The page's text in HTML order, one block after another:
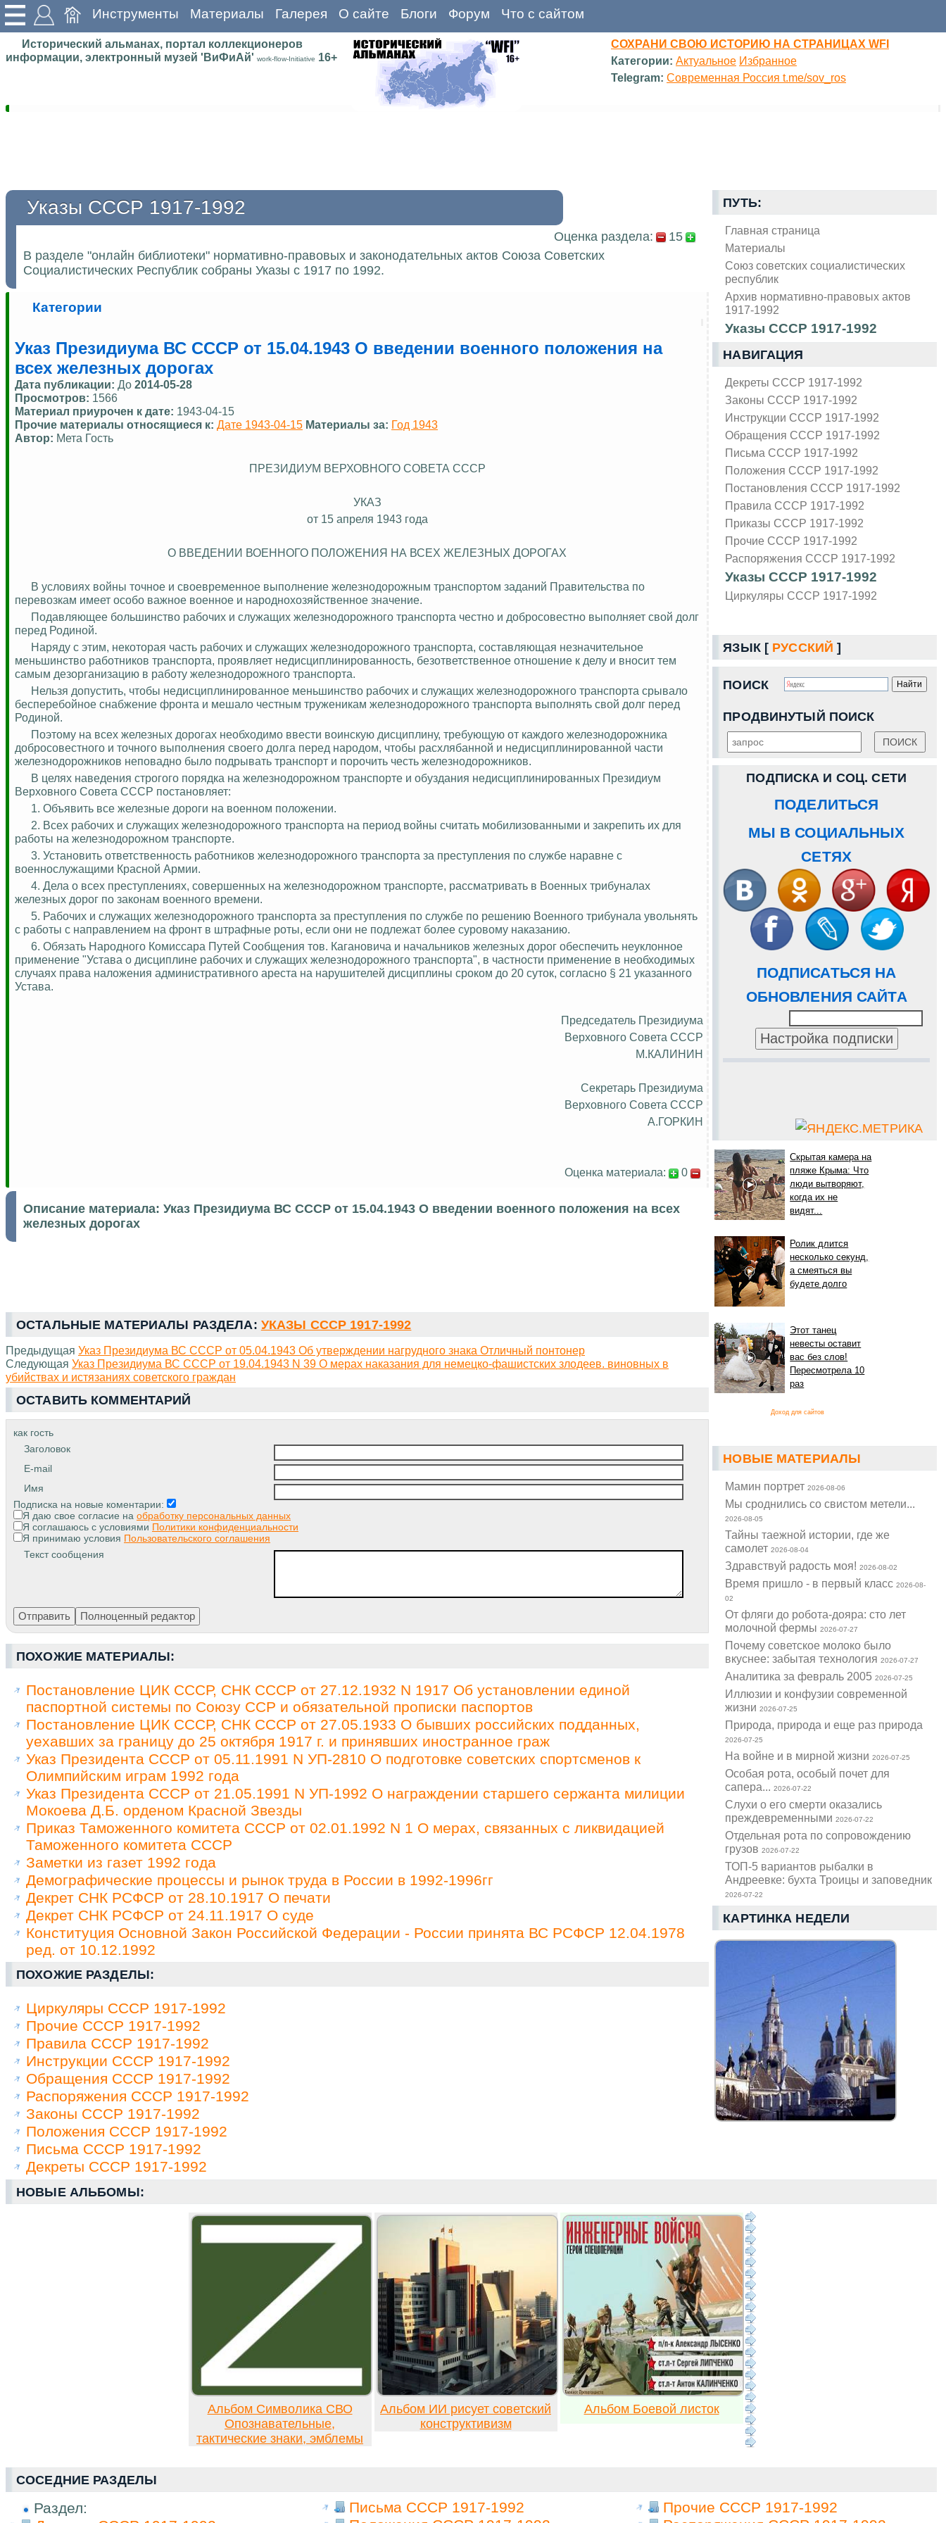
Инструменты Материалы Галерея О сайте Блоги Форум Что с сайтом
Исторический альманах, портал коллекционеров
информации, электронный музей 'ВиФиАй' work-flow-Initiative 16+
СОХРАНИ СВОЮ ИСТОРИЮ НА СТРАНИЦАХ WFI
Категории: Актуальное Избранное
Telegram: Современная Россия t.me/sov_ros
ПУТЬ:
Главная страница
Материалы
Союз советских социалистических
республик
Архив нормативно-правовых актов
1917-1992
Указы СССР 1917-1992
НАВИГАЦИЯ
Декреты СССР 1917-1992
Законы СССР 1917-1992
Инструкции СССР 1917-1992
Обращения СССР 1917-1992
Письма СССР 1917-1992
Положения СССР 1917-1992
Постановления СССР 1917-1992
Правила СССР 1917-1992
Приказы СССР 1917-1992
Прочие СССР 1917-1992
Распоряжения СССР 1917-1992
Указы СССР 1917-1992
Циркуляры СССР 1917-1992
ЯЗЫК [ РУССКИЙ ]
ПОИСК
ПРОДВИНУТЫЙ ПОИСК
ПОДПИСКА И СОЦ. СЕТИ
ПОДЕЛИТЬСЯ
МЫ В СОЦИАЛЬНЫХ
СЕТЯХ
ПОДПИСАТЬСЯ НА
ОБНОВЛЕНИЯ САЙТА
Скрытая камера на
пляже Крыма: Что
люди вытворяют,
когда их не
видят...
Ролик длится
несколько секунд,
а смеяться вы
будете долго
Этот танец
невесты оставит
вас без слов!
Пересмотрела 10
раз
Доход для сайтов
НОВЫЕ МАТЕРИАЛЫ
Мамин портрет2026-08-06
Мы сроднились со свистом метели...
2026-08-05
Тайны таежной истории, где же
самолет2026-08-04
Здравствуй радость моя!2026-08-02
Время пришло - в первый класс2026-08-
02
От фляги до робота-дояра: сто лет
молочной фермы2026-07-27
Почему советское молоко было
вкуснее: забытая технология2026-07-27
Аналитика за февраль 20052026-07-25
Иллюзии и конфузии современной
жизни2026-07-25
Природа, природа и еще раз природа
2026-07-25
На войне и в мирной жизни2026-07-25
Особая рота, особый почет для
сапера...2026-07-22
Слухи о его смерти оказались
преждевременными2026-07-22
Отдельная рота по сопровождению
грузов2026-07-22
ТОП-5 вариантов рыбалки в
Андреевке: бухта Троицы и заповедник
2026-07-22
КАРТИНКА НЕДЕЛИ
Указы СССР 1917-1992
Оценка раздела:
15
В разделе "онлайн библиотеки" нормативно-правовых и законодательных актов Союза Советских
Социалистических Республик собраны Указы с 1917 по 1992.
Категории
Указ Президиума ВС СССР от 15.04.1943 О введении военного положения на
всех железных дорогах
Дата публикации: До 2014-05-28
Просмотров: 1566
Материал приурочен к дате: 1943-04-15
Прочие материалы относящиеся к: Дате 1943-04-15 Материалы за: Год 1943
Автор: Мета Гость
ПРЕЗИДИУМ ВЕРХОВНОГО СОВЕТА СССР
УКАЗ
от 15 апреля 1943 года
О ВВЕДЕНИИ ВОЕННОГО ПОЛОЖЕНИЯ НА ВСЕХ ЖЕЛЕЗНЫХ ДОРОГАХ
В условиях войны точное и своевременное выполнение железнодорожным транспортом заданий Правительства по
перевозкам имеет особо важное военное и народнохозяйственное значение.
Подавляющее большинство рабочих и служащих железнодорожного транспорта честно и добросовестно выполняет свой долг
перед Родиной.
Наряду с этим, некоторая часть рабочих и служащих железнодорожного транспорта, составляющая незначительное
меньшинство работников транспорта, проявляет недисциплинированность, безответственное отношение к делу и вносит тем
самым дезорганизацию в работу железнодорожного транспорта.
Нельзя допустить, чтобы недисциплинированное меньшинство рабочих и служащих железнодорожного транспорта срывало
бесперебойное снабжение фронта и мешало честным труженикам железнодорожного транспорта выполнять свой долг перед
Родиной.
Поэтому на всех железных дорогах необходимо ввести воинскую дисциплину, требующую от каждого железнодорожника
добросовестного и точного выполнения своего долга перед народом, чтобы расхлябанной и недисциплинированной части
железнодорожников неповадно было подрывать транспорт и порочить честь железнодорожников.
В целях наведения строгого порядка на железнодорожном транспорте и обуздания недисциплинированных Президиум
Верховного Совета СССР постановляет:
1. Объявить все железные дороги на военном положении.
2. Всех рабочих и служащих железнодорожного транспорта на период войны считать мобилизованными и закрепить их для
работы на железнодорожном транспорте.
3. Установить ответственность работников железнодорожного транспорта за преступления по службе наравне с
военнослужащими Красной Армии.
4. Дела о всех преступлениях, совершенных на железнодорожном транспорте, рассматривать в Военных трибуналах
железных дорог по законам военного времени.
5. Рабочих и служащих железнодорожного транспорта за преступления по службе по решению Военного трибунала увольнять
с работы с направлением на фронт в штрафные роты, если они не подлежат более суровому наказанию.
6. Обязать Народного Комиссара Путей Сообщения тов. Кагановича и начальников железных дорог обеспечить неуклонное
применение "Устава о дисциплине рабочих и служащих железнодорожного транспорта", в частности применение в необходимых
случаях права наложения административного ареста на нарушителей дисциплины сроком до 20 суток, согласно § 21 указанного
Устава.
Председатель Президиума
Верховного Совета СССР
М.КАЛИНИН
Секретарь Президиума
Верховного Совета СССР
А.ГОРКИН
Оценка материала: 0
Описание материала: Указ Президиума ВС СССР от 15.04.1943 О введении военного положения на всех
железных дорогах
ОСТАЛЬНЫЕ МАТЕРИАЛЫ РАЗДЕЛА: УКАЗЫ СССР 1917-1992
Предыдущая Указ Президиума ВС СССР от 05.04.1943 Об утверждении нагрудного знака Отличный понтонер
Следующая Указ Президиума ВС СССР от 19.04.1943 N 39 О мерах наказания для немецко-фашистских злодеев. виновных в
убийствах и истязаниях советского граждан
ОСТАВИТЬ КОММЕНТАРИЙ
как гость
Заголовок
E-mail
Имя
Подписка на новые коментарии:
Я даю свое согласие на обработку персональных данных
Я соглашаюсь с условиями Политики конфиденциальности
Я принимаю условия Пользовательского соглашения
Текст сообщения
ПОХОЖИЕ МАТЕРИАЛЫ:
Постановление ЦИК СССР, СНК СССР от 27.12.1932 N 1917 Об установлении единой
паспортной системы по Союзу ССР и обязательной прописки паспортов
Постановление ЦИК СССР, СНК СССР от 27.05.1933 О бывших российских подданных,
уехавших за границу до 25 октября 1917 г. и принявших иностранное граж
Указ Президента СССР от 05.11.1991 N УП-2810 О подготовке советских спортсменов к
Олимпийским играм 1992 года
Указ Президента СССР от 21.05.1991 N УП-1992 О награждении старшего сержанта милиции
Мокоева Д.Б. орденом Красной Звезды
Приказ Таможенного комитета СССР от 02.01.1992 N 1 О мерах, связанных с ликвидацией
Таможенного комитета СССР
Заметки из газет 1992 года
Демографические процессы и рынок труда в России в 1992-1996гг
Декрет СНК РСФСР от 28.10.1917 О печати
Декрет СНК РСФСР от 24.11.1917 О суде
Конституция Основной Закон Российской Федерации - России принята ВС РСФСР 12.04.1978
ред. от 10.12.1992
ПОХОЖИЕ РАЗДЕЛЫ:
Циркуляры СССР 1917-1992
Прочие СССР 1917-1992
Правила СССР 1917-1992
Инструкции СССР 1917-1992
Обращения СССР 1917-1992
Распоряжения СССР 1917-1992
Законы СССР 1917-1992
Положения СССР 1917-1992
Письма СССР 1917-1992
Декреты СССР 1917-1992
НОВЫЕ АЛЬБОМЫ:
Альбом Символика СВО
Опознавательные,
тактические знаки, эмблемы
Альбом ИИ рисует советский
конструктивизм
Альбом Боевой листок
СОСЕДНИЕ РАЗДЕЛЫ
Раздел:
Письма СССР 1917-1992
Прочие СССР 1917-1992